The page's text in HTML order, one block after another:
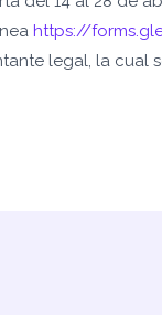
https://
legal, la cual